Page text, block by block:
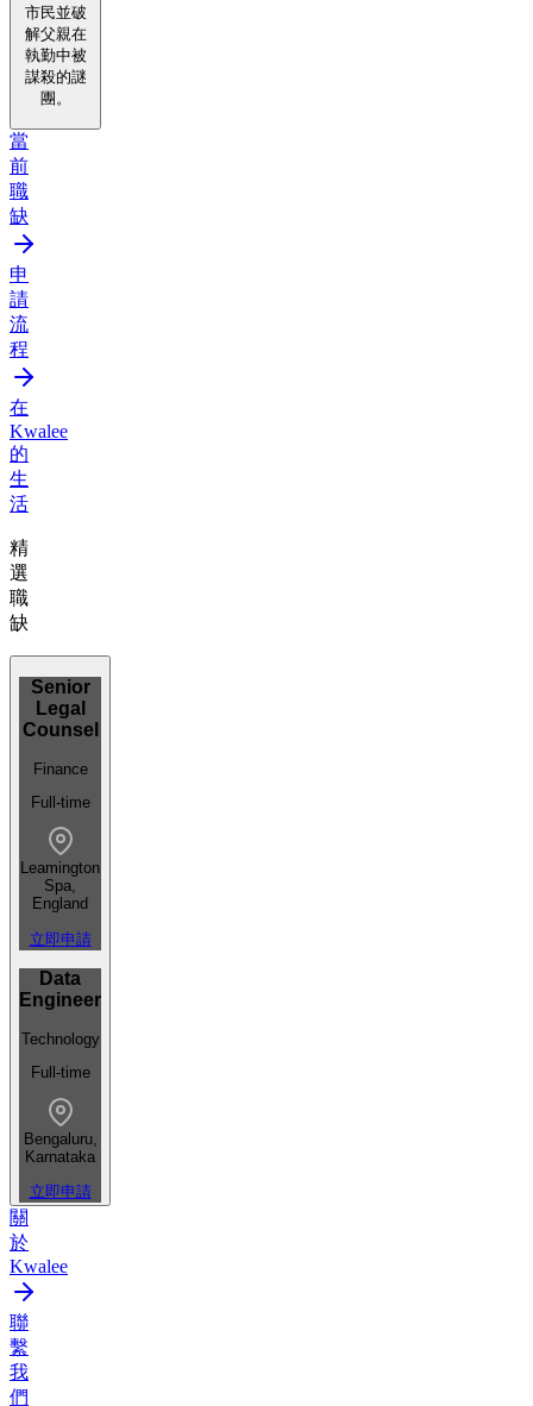
市民並破
解父親在
執勤中被
謀殺的謎
團。
當
前
職
缺
申
請
流
程
在
Kwalee
的
生
活
精
選
職
缺
Senior
Legal
Counsel
Finance
Full-time
Leamington
Spa,
England
立即申請
Data
Engineer
Technology
Full-time
Bengaluru,
Karnataka
立即申請
關
於
Kwalee
聯
繫
我
們